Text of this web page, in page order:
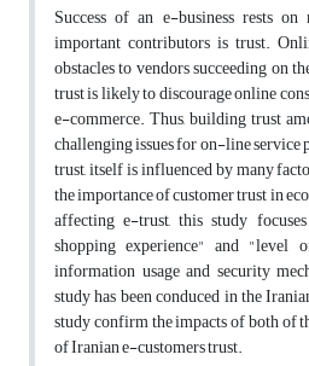
Success of an e-business rests
important contributors is trust.
obstacles to vendors succeeding on
trust is likely to discourage online
e-commerce. Thus, building trust
challenging issues for on-line service
trust, itself is influenced by many
the importance of customer trust in
affecting e-trust, this study
shopping experience" and "level
information usage and security
study has been conduced in the
study confirm the impacts of both of
of Iranian e-customers trust.